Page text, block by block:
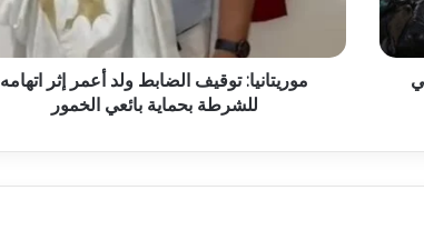
موريتانيا: توقيف الضابط ولد أعمر إثر اتهامه
للشرطة بحماية بائعي الخمور